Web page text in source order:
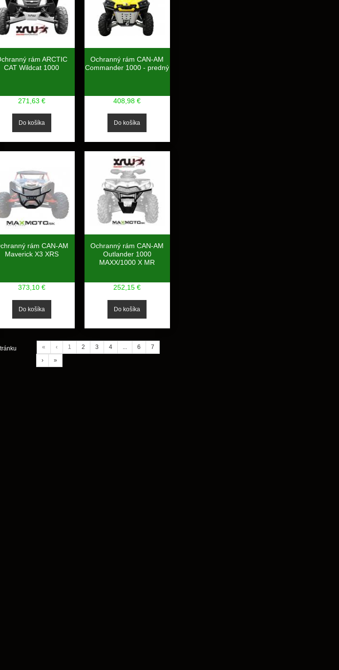
rám ARCTIC
CAT Wildcat 1000
271,63 €
Ochranný rám CAN-AM
Commander 1000 - predný
408,98 €
rám CAN-AM
Maverick X3 XRS
373,10 €
Ochranný rám CAN-AM
Outlander 1000
MAXX/1000 X MR
252,15 €
« ‹ 1 2 3 4 ... 6
7
›
»